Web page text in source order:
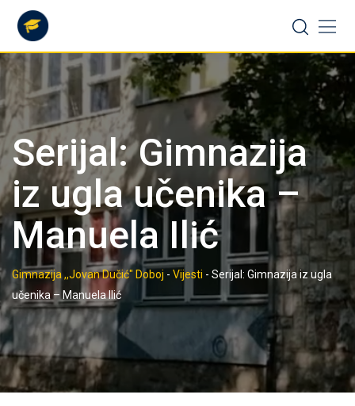
content
Serijal: Gimnazija
iz ugla učenika –
Manuela Ilić
Gimnazija ,,Jovan Dučić" Doboj - Vijesti - Serijal: Gimnazija iz ugla
učenika – Manuela Ilić